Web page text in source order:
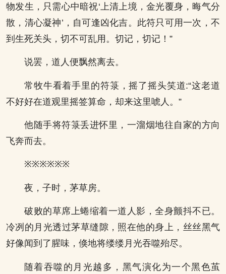
物发生，只需心中暗祝‘上清上境，金光覆身，晦气分
散，清心凝神’，自可逢凶化吉。此符只可用一次，不
到生死关头，切不可乱用。切记，切记！”
说罢，道人便飘然离去。
常牧牛看着手里的符箓，摇了摇头笑道:“这老道
不好好在道观里摇签算命，却来这里唬人。”
他随手将符箓丢进怀里，一溜烟地往自家的方向
飞奔而去。
※※※※※※
夜，子时，茅草房。
破败的草席上蜷缩着一道人影，全身颤抖不已。
冷冽的月光透过茅草缝隙，照在他的身上，丝丝黑气
好像闻到了腥味，倏地将缕缕月光吞噬殆尽。
随着吞噬的月光越多，黑气演化为一个黑色茧